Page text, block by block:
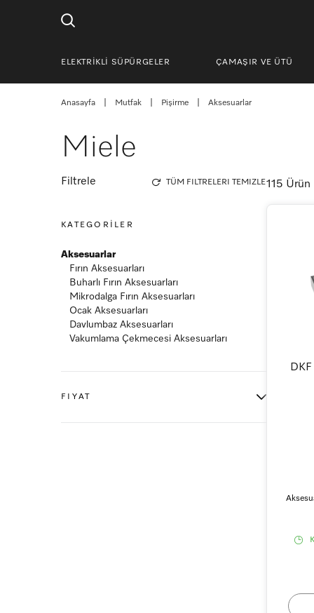
ELEKTRİKLİ SÜPÜRGELER ÇAMAŞIR VE ÜTÜ
Anasayfa Mutfak Pişirme Aksesuarlar
Miele
Filtrele TÜM FILTRELERI TEMIZLE
KATEGORİLER
Aksesuarlar
Fırın Aksesuarları
Buharlı Fırın Aksesuarları
Mikrodalga Fırın Aksesuarları
Ocak Aksesuarları
Davlumbaz Aksesuarları
Vakumlama Çekmecesi Aksesuarları
FIYAT
115 Ürün